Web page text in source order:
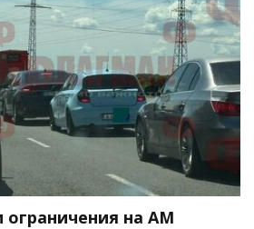
ограничения на АМ